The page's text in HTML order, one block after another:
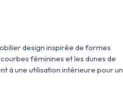
design inspirée de formes
féminines et les dunes de
à une utilisation intérieure pour un